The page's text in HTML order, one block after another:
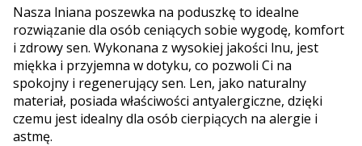
Nasza lniana poszewka na poduszkę to idealne
rozwiązanie dla osób ceniących sobie wygodę, komfort
i zdrowy sen. Wykonana z wysokiej jakości lnu, jest
miękka i przyjemna w dotyku, co pozwoli Ci na
spokojny i regenerujący sen. Len, jako naturalny
materiał, posiada właściwości antyalergiczne, dzięki
czemu jest idealny dla osób cierpiących na alergie i
astmę.